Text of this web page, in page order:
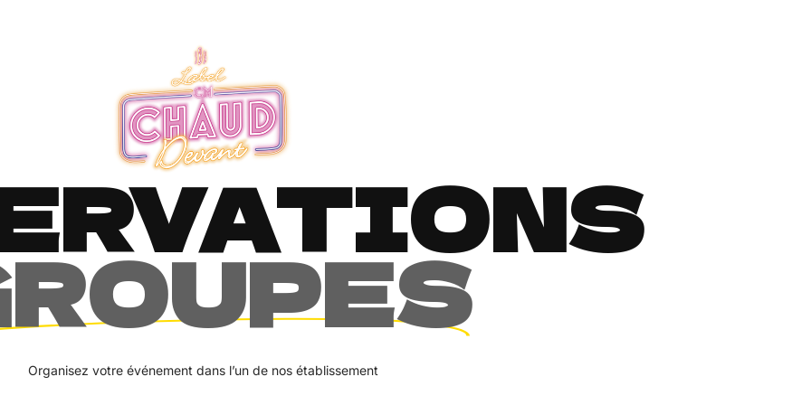
Organisez votre événement dans l’un de nos établissement